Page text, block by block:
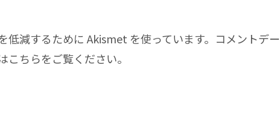
低減するために Akismet を使っています。 コメントデー
こちらをご覧ください。